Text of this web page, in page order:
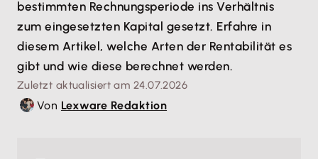
bestimmten Rechnungsperiode ins Verhältnis
zum eingesetzten Kapital gesetzt. Erfahre in
diesem Artikel, welche Arten der Rentabilität es
gibt und wie diese berechnet werden.
Zuletzt aktualisiert am 24.07.2026
Von Lexware Redaktion